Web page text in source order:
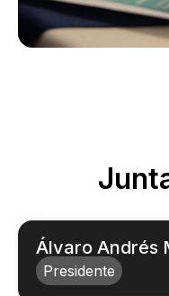
Álvaro Andrés
Presidente